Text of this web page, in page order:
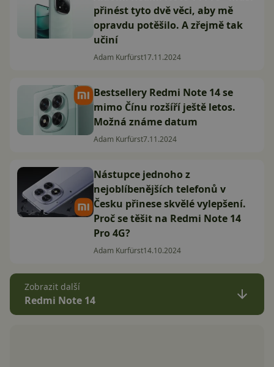
přinést tyto dvě věci, aby mě
opravdu potěšilo. A zřejmě tak
učiní
Adam Kurfürst17.11.2024
Bestsellery Redmi Note 14 se
mimo Čínu rozšíří ještě letos.
Možná známe datum
Adam Kurfürst7.11.2024
Nástupce jednoho z
nejoblíbenějších telefonů v
Česku přinese skvělé vylepšení.
Proč se těšit na Redmi Note 14
Pro 4G?
Adam Kurfürst14.10.2024
Zobrazit další
Redmi Note 14